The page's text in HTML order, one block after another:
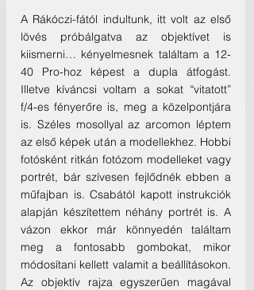
A Rákóczi-fától indultunk, itt volt az első
lövés próbálgatva az objektívet is
kiismerni… kényelmesnek találtam a 12-
40 Pro-hoz képest a dupla átfogást.
Illetve kíváncsi voltam a sokat “vitatott”
f/4-es fényerőre is, meg a közelpontjára
is. Széles mosollyal az arcomon léptem
az első képek után a modellekhez. Hobbi
fotósként ritkán fotózom modelleket vagy
portrét, bár szívesen fejlődnék ebben a
műfajban is. Csabától kapott instrukciók
alapján készítettem néhány portrét is. A
vázon ekkor már könnyedén találtam
meg a fontosabb gombokat, mikor
módosítani kellett valamit a beállításokon.
Az objektív rajza egyszerűen magával